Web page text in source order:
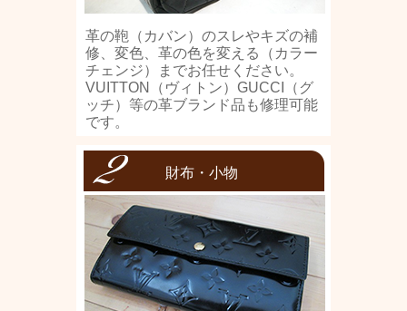
革の鞄（カバン）のスレやキズの補
修、変色、革の色を変える（カラー
チェンジ）までお任せください。
VUITTON（ヴィトン）GUCCI（グ
ッチ）等の革ブランド品も修理可能
です。
財布・小物